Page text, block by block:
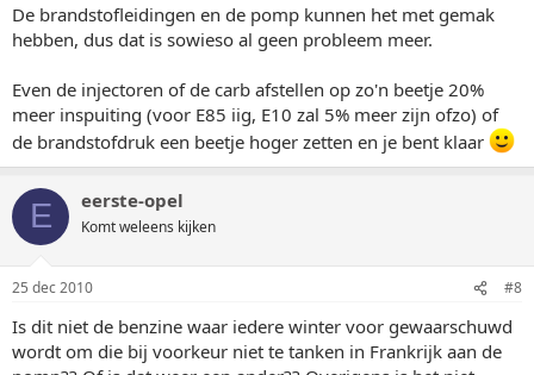
De brandstofleidingen en de pomp kunnen het met gemak
hebben, dus dat is sowieso al geen probleem meer.
Even de injectoren of de carb afstellen op zo'n beetje 20%
meer inspuiting (voor E85 iig, E10 zal 5% meer zijn ofzo) of
de brandstofdruk een beetje hoger zetten en je bent klaar
E eerste-opel
Komt weleens kijken
25 dec 2010 #8
Is dit niet de benzine waar iedere winter voor gewaarschuwd
wordt om die bij voorkeur niet te tanken in Frankrijk aan de